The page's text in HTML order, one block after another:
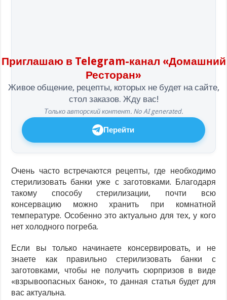
Приглашаю в Telegram-канал «Домашний
Ресторан»
Живое общение, рецепты, которых не будет на сайте,
стол заказов. Жду вас!
Только авторский контент. No AI generated.
Перейти
Очень часто встречаются рецепты, где необходимо
стерилизовать банки уже с заготовками. Благодаря
такому способу стерилизации, почти всю
консервацию можно хранить при комнатной
температуре. Особенно это актуально для тех, у кого
нет холодного погреба.
Если вы только начинаете консервировать, и не
знаете как правильно стерилизовать банки с
заготовками, чтобы не получить сюрпризов в виде
«взрывоопасных банок», то данная статья будет для
вас актуальна.